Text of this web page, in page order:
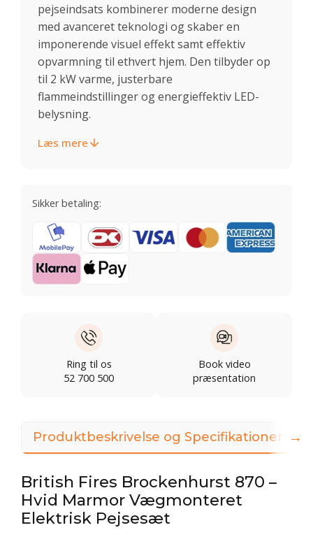
pejseindsats kombinerer moderne design
med avanceret teknologi og skaber en
imponerende visuel effekt samt effektiv
opvarmning til ethvert hjem. Den tilbyder op
til 2 kW varme, justerbare
flammeindstillinger og energieffektiv LED-
belysning.
Læs mere
Sikker betaling:
Ring til os
52 700 500
Book video
præsentation
Produktbeskrivelse og Specifikationer
British Fires Brockenhurst 870 –
Hvid Marmor Vægmonteret
Elektrisk Pejsesæt
→